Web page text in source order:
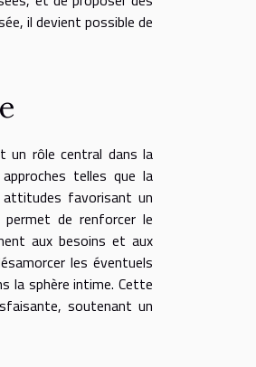
il devient possible de
un rôle central dans la
telles que la
attitudes favorisant un
permet de renforcer le
aux besoins et aux
les éventuels
la sphère intime. Cette
soutenant un